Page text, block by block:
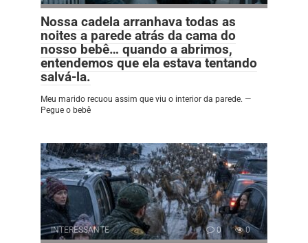
Nossa cadela arranhava todas as
noites a parede atrás da cama do
nosso bebê… quando a abrimos,
entendemos que ela estava tentando
salvá-la.
Meu marido recuou assim que viu o interior da parede. —
Pegue o bebê
INTERESSANTE 0 0